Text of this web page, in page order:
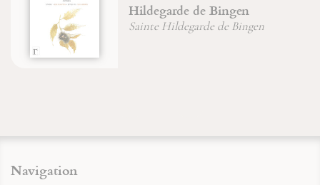
Hildegarde de Bingen
Sainte Hildegarde de Bingen
Navigation